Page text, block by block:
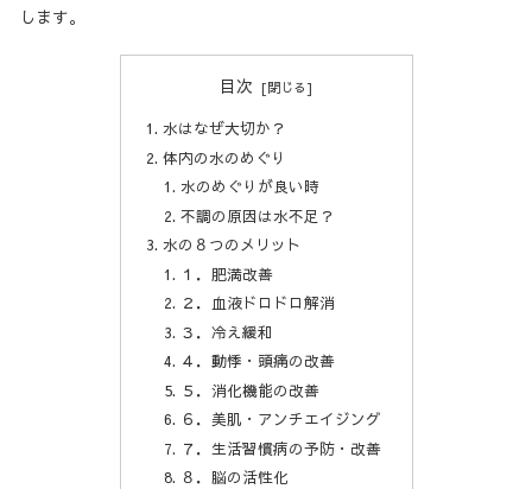
します。
目次
水はなぜ大切か？
体内の水のめぐり
水のめぐりが良い時
不調の原因は水不足？
水の８つのメリット
１．肥満改善
２．血液ドロドロ解消
３．冷え緩和
４．動悸・頭痛の改善
５．消化機能の改善
６．美肌・アンチエイジング
７．生活習慣病の予防・改善
８．脳の活性化